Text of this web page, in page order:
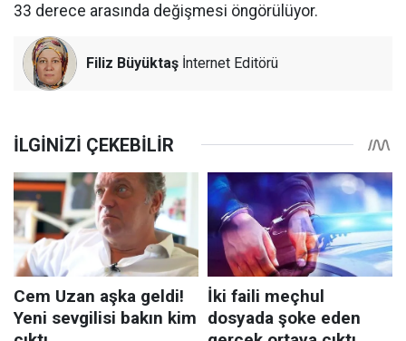
33 derece arasında değişmesi öngörülüyor.
Filiz Büyüktaş İnternet Editörü